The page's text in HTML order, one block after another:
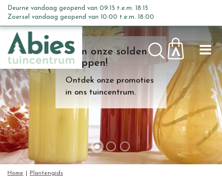
n
c
o
n
t
e
n
t
Kom onze solden
shoppen!
Ontdek onze promoties
in ons tuincentrum.
Home Plantengids
Deurne vandaag geopend van 09:15 t.e.m. 18:15
Zoersel vandaag geopend van 10:00 t.e.m. 18:00